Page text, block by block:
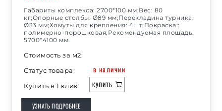
Габариты комплекса: 2700*100 мм;Вес: 80
кг;Опорные столбы: Ø89 мм;Перекладина турника:
Ø33 мм;Хомуты для крепления: 4шт;Покраска::
полимерно-порошковая;Рекомендуемая площадь:
5700*4100 мм.
Стоимость за м2:
Статус товара:
в наличии
Купить в 1 клик: КУПИТЬ
УЗНАТЬ ПОДРОБНЕЕ